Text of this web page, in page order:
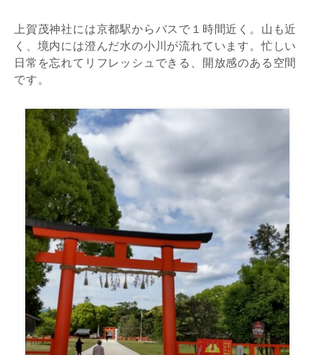
上賀茂神社には京都駅からバスで１時間近く。山も近
く、境内には澄んだ水の小川が流れています。忙しい
日常を忘れてリフレッシュできる、開放感のある空間
です。